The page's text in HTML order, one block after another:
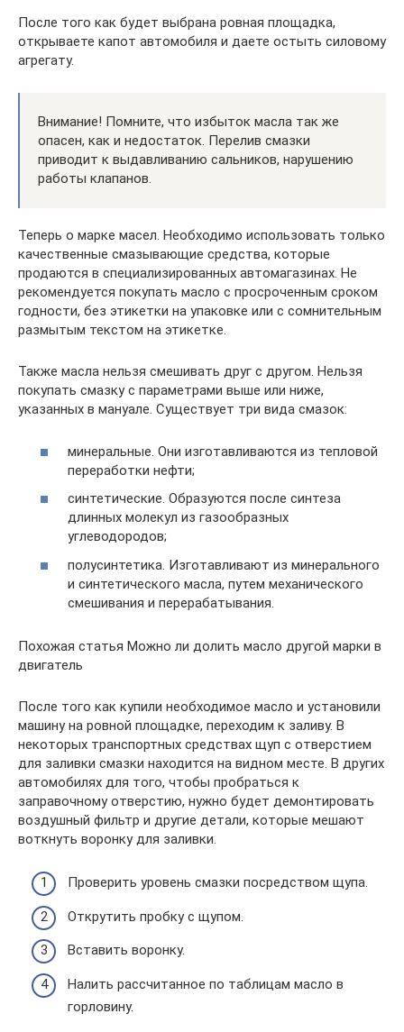
После того как будет выбрана ровная площадка,
открываете капот автомобиля и даете остыть силовому
агрегату.
Внимание! Помните, что избыток масла так же
опасен, как и недостаток. Перелив смазки
приводит к выдавливанию сальников, нарушению
работы клапанов.
Теперь о марке масел. Необходимо использовать только
качественные смазывающие средства, которые
продаются в специализированных автомагазинах. Не
рекомендуется покупать масло с просроченным сроком
годности, без этикетки на упаковке или с сомнительным
размытым текстом на этикетке.
Также масла нельзя смешивать друг с другом. Нельзя
покупать смазку с параметрами выше или ниже,
указанных в мануале. Существует три вида смазок:
минеральные. Они изготавливаются из тепловой
переработки нефти;
синтетические. Образуются после синтеза
длинных молекул из газообразных
углеводородов;
полусинтетика. Изготавливают из минерального
и синтетического масла, путем механического
смешивания и перерабатывания.
Похожая статья Можно ли долить масло другой марки в
двигатель
После того как купили необходимое масло и установили
машину на ровной площадке, переходим к заливу. В
некоторых транспортных средствах щуп с отверстием
для заливки смазки находится на видном месте. В других
автомобилях для того, чтобы пробраться к
заправочному отверстию, нужно будет демонтировать
воздушный фильтр и другие детали, которые мешают
воткнуть воронку для заливки.
Проверить уровень смазки посредством щупа.
Открутить пробку с щупом.
Вставить воронку.
Налить рассчитанное по таблицам масло в
горловину.